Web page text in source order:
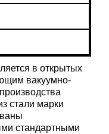
в открытых
вакуумно-
стали марки
стандартными